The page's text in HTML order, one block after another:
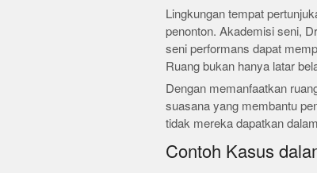
Lingkungan tempat
penonton. Akademisi seni,
seni performans dapat
Ruang bukan hanya latar
Dengan memanfaatkan
suasana yang membantu
tidak mereka dapatkan
Contoh Kasus